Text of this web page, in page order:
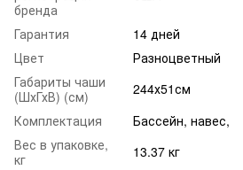
бренда
Гарантия
14 дней
Цвет
Разноцветный
Габариты чаши
(ШхГхВ) (см)
244х51см
Комплектация
Бассейн, навес,
Вес в упаковке,
кг
13.37 кг